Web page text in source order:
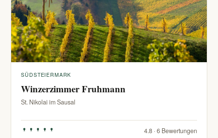
SÜDSTEIERMARK
Winzerzimmer Fruhmann
St. Nikolai im Sausal
4.8 · 6 Bewertungen